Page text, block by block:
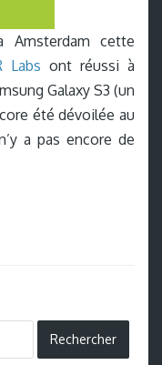
Amsterdam cette
Labs ont réussi à
Galaxy S3 (un
été dévoilée au
a pas encore de